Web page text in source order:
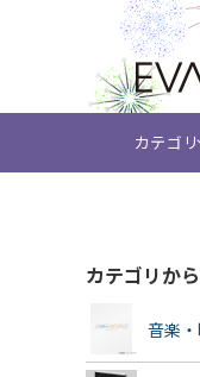
カテゴリ
カテゴリか
音楽